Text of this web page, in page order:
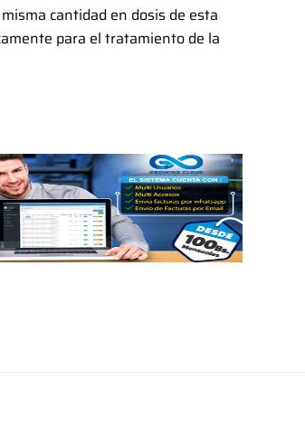
cantidad en dosis de esta
para el tratamiento de la